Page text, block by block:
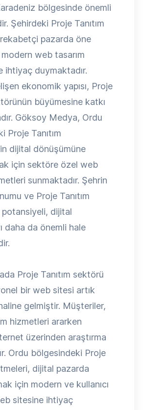
bölgesinde önemli
Şehirdeki Proje Tanıtım
pazarda öne
web tasarım
ihtiyaç duymaktadır.
ekonomik yapısı, Proje
büyümesine katkı
Göksoy Medya, Ordu
Proje Tanıtım
dijital dönüşümüne
için sektöre özel web
sunmaktadır. Şehrin
ve Proje Tanıtım
dijital
daha da önemli hale
Proje Tanıtım sektörü
bir web sitesi artık
gelmiştir. Müşteriler,
hizmetleri ararken
üzerinden araştırma
Ordu bölgesindeki Proje
dijital pazarda
için modern ve kullanıcı
sitesine ihtiyaç